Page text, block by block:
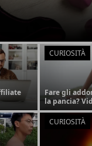
CURIOSITÀ
Fare gli
la pancia?
CURIOSITÀ